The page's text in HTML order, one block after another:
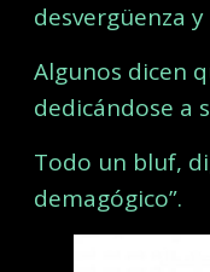
desvergüenza
Algunos dicen
dedicándose a
Todo un bluf,
demagógico”.